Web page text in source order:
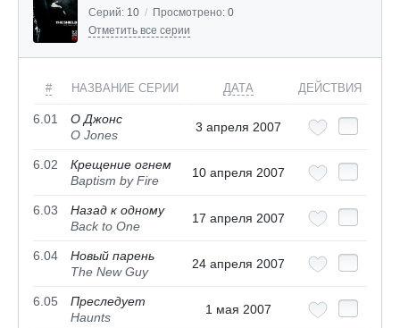
Серий: 10 / Просмотрено: 0
Отметить все серии
# НАЗВАНИЕ СЕРИИ ДАТА ДЕЙСТВИЯ
6.01
О Джонс
О Jones
3 апреля 2007
6.02
Крещение огнем
Baptism by Fire
10 апреля 2007
6.03
Назад к одному
Back to One
17 апреля 2007
6.04
Новый парень
The New Guy
24 апреля 2007
6.05
Преследует
Haunts
1 мая 2007